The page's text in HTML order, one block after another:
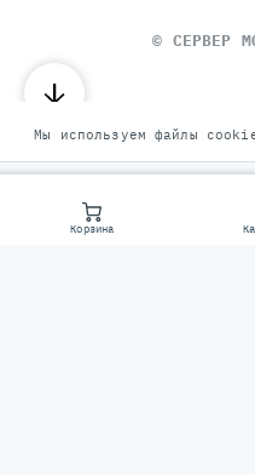
Корзина
© СЕРВЕР
Мы используем файлы